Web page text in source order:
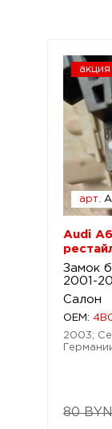
акция
арт.
Audi
Замок
2001-
Салон
OEM:
2003;
80 BYN